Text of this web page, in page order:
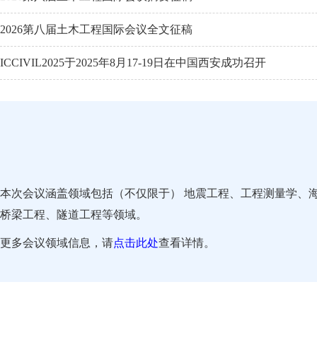
2026第八届土木工程国际会议全文征稿
ICCIVIL2025于2025年8月17-19日在中国西安成功召开
本次会议涵盖领域包括（不仅限于） 地震工程、工程测量学
桥梁工程、隧道工程等领域。
更多会议领域信息，请点击此处查看详情。